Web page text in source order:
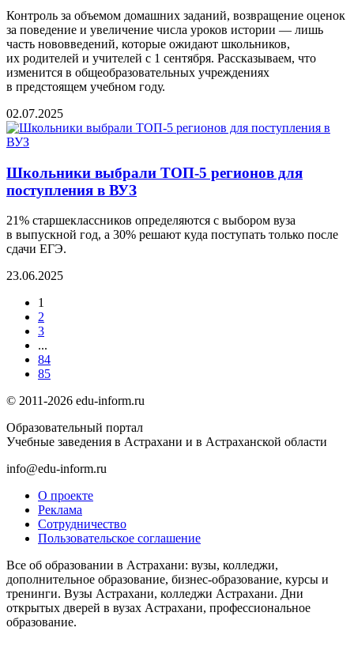
Контроль за объемом домашних заданий, возвращение оценок
за поведение и увеличение числа уроков истории — лишь
часть нововведений, которые ожидают школьников,
их родителей и учителей с 1 сентября. Рассказываем, что
изменится в общеобразовательных учреждениях
в предстоящем учебном году.
02.07.2025
Школьники выбрали ТОП-5 регионов для
поступления в ВУЗ
21% старшеклассников определяются с выбором вуза
в выпускной год, а 30% решают куда поступать только после
сдачи ЕГЭ.
23.06.2025
1
2
3
...
84
85
© 2011-2026 edu-inform.ru
Образовательный портал
Учебные заведения в Астрахани и в Астраханской области
info@edu-inform.ru
О проекте
Реклама
Сотрудничество
Пользовательское соглашение
Все об образовании в Астрахани: вузы, колледжи,
дополнительное образование, бизнес-образование, курсы и
тренинги. Вузы Астрахани, колледжи Астрахани. Дни
открытых дверей в вузах Астрахани, профессиональное
образование.